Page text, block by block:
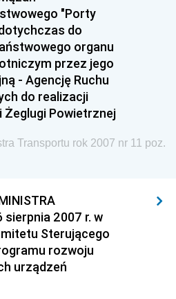
Środowiska i Głównego
Klimatu i Środowiska
Kultury, Dziedzictwa
Finansów, Funduszy i
Kultury, Dziedzictwa
Rodziny i Polityki
Głównej Straży
"Porty
do
organu
przez jego
- Agencję Ruchu
do realizacji
Żeglugi Powietrznej
Transportu rok 2007 nr 11 poz.
sierpnia 2007 r. w
Sterującego
rozwoju
urządzeń